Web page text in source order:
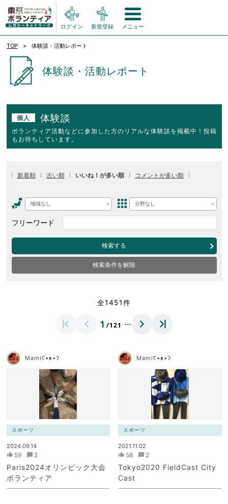
ログイン 新規登録 メニュー
TOP 体験談・活動レポート
体験談・活動レポート
個人 体験談
ボランティア活動などに参加した方のリアルな体験談を掲載中！投稿
もお待ちしています。
新着順 古い順 いいね！が多い順 コメントが多い順
地域なし 分野なし
フリーワード
検索する
検索条件を解除
全1451件
1 /121 …
Mamiʕ•ᴥ•ʔ
スポーツ
2024.09.14
59 2
Paris2024オリンピック大会
ボランティア
Mamiʕ•ᴥ•ʔ
スポーツ
2021.11.02
58 2
Tokyo2020 FieldCast City
Cast